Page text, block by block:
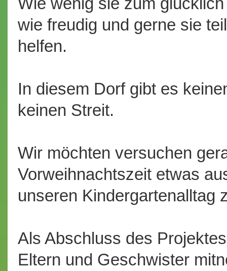
wie freudig und gerne sie
helfen.
In diesem Dorf gibt es
keinen Streit.
Wir möchten versuchen
Vorweihnachtszeit etwas
unseren Kindergartenalltag
Als Abschluss des
Eltern und Geschwister